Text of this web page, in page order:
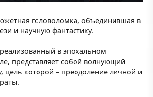
головоломка, объединившая в
и научную фантастику.
в эпохальном
представляет собой волнующий
цель которой – преодоление личной и